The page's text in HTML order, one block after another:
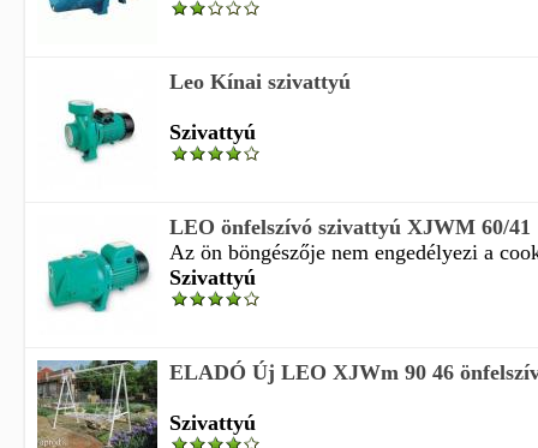
Leo Kínai szivattyú
Szivattyú
LEO önfelszívó szivattyú XJWM 60/41
Az ön böngészője nem engedélyezi a
Szivattyú
ELADÓ Új LEO XJWm 90 46
Szivattyú